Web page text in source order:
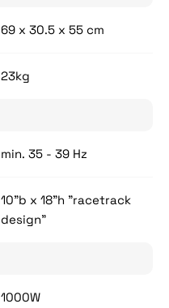
69 x 30.5 x 55 cm
23kg
min. 35 - 39 Hz
10"b x 18"h "racetrack
design"
1000W